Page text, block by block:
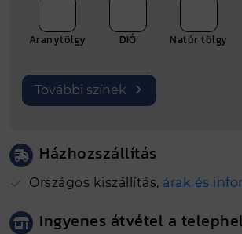
Aranytölgy DIÓ Natúr tölgy
További színek
Házhozszállítás
Országos kiszállítás, árak és
Ingyenes átvétel a
Gyártási hely Nyíregyháza